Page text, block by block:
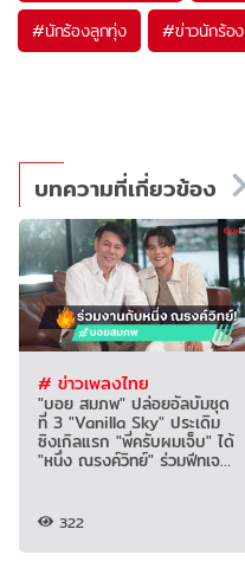
#นักร้องลูกทุ่ง #ข่าวนักร้อง
บทความที่เกี่ยวข้อง
# ข่าวเพลงไทย
"บอย สมภพ" ปล่อยอัลบั้มชุด
ที่ 3 "Vanilla Sky" ประเดิม
ซิงเกิลแรก "พี่ครับผมเจ็บ" ได้
"หนึ่ง ณรงค์วิทย์" ร่วมฟีทเจ
322